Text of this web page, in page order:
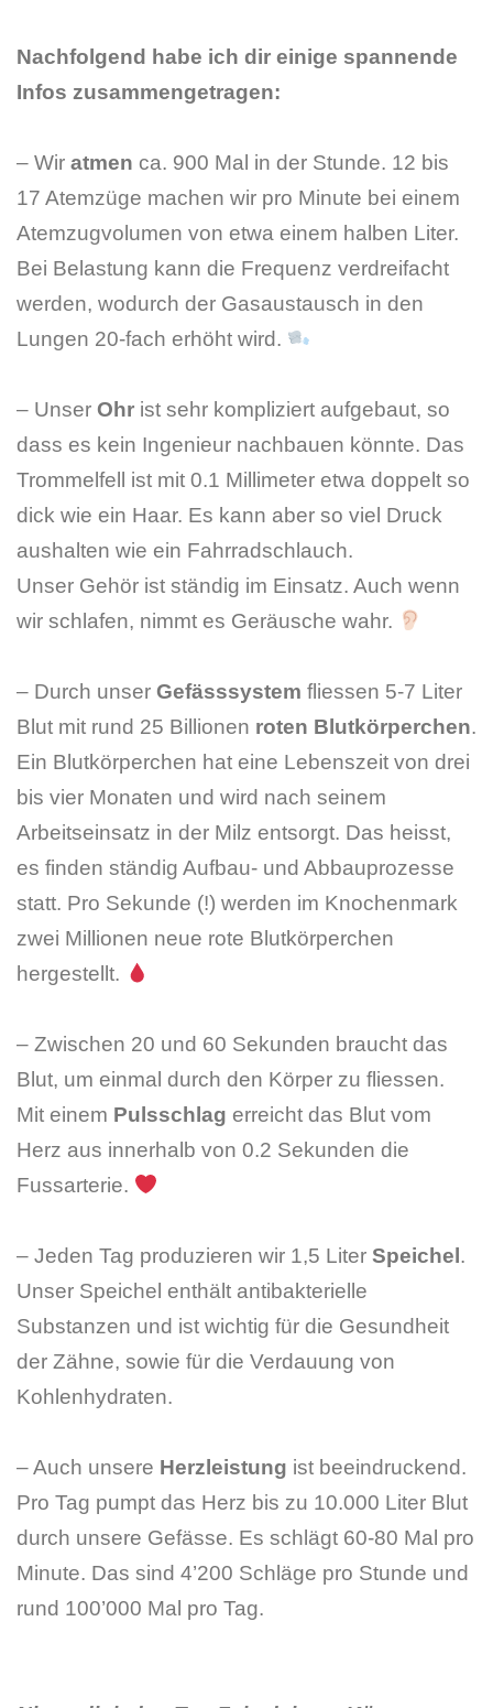
Nachfolgend habe ich dir einige spannende
Infos zusammengetragen:
– Wir atmen ca. 900 Mal in der Stunde. 12 bis
17 Atemzüge machen wir pro Minute bei einem
Atemzugvolumen von etwa einem halben Liter.
Bei Belastung kann die Frequenz verdreifacht
werden, wodurch der Gasaustausch in den
Lungen 20-fach erhöht wird.
– Unser Ohr ist sehr kompliziert aufgebaut, so
dass es kein Ingenieur nachbauen könnte. Das
Trommelfell ist mit 0.1 Millimeter etwa doppelt so
dick wie ein Haar. Es kann aber so viel Druck
aushalten wie ein Fahrradschlauch.
Unser Gehör ist ständig im Einsatz. Auch wenn
wir schlafen, nimmt es Geräusche wahr.
– Durch unser Gefässsystem fliessen 5-7 Liter
Blut mit rund 25 Billionen roten Blutkörperchen.
Ein Blutkörperchen hat eine Lebenszeit von drei
bis vier Monaten und wird nach seinem
Arbeitseinsatz in der Milz entsorgt. Das heisst,
es finden ständig Aufbau- und Abbauprozesse
statt. Pro Sekunde (!) werden im Knochenmark
zwei Millionen neue rote Blutkörperchen
hergestellt.
– Zwischen 20 und 60 Sekunden braucht das
Blut, um einmal durch den Körper zu fliessen.
Mit einem Pulsschlag erreicht das Blut vom
Herz aus innerhalb von 0.2 Sekunden die
Fussarterie.
– Jeden Tag produzieren wir 1,5 Liter Speichel .
Unser Speichel enthält antibakterielle
Substanzen und ist wichtig für die Gesundheit
der Zähne, sowie für die Verdauung von
Kohlenhydraten.
– Auch unsere Herzleistung ist beeindruckend.
Pro Tag pumpt das Herz bis zu 10.000 Liter Blut
durch unsere Gefässe. Es schlägt 60-80 Mal pro
Minute. Das sind 4’200 Schläge pro Stunde und
rund 100’000 Mal pro Tag.